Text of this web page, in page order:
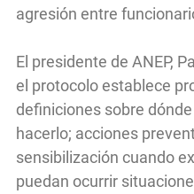
agresión entre
El presidente de ANEP,
el protocolo establece
definiciones sobre
hacerlo; acciones
sensibilización cuando
puedan ocurrir